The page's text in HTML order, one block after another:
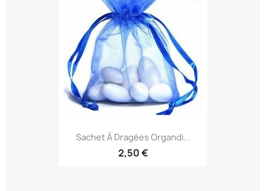
Sachet À Dragées Organdi...
2,50 €